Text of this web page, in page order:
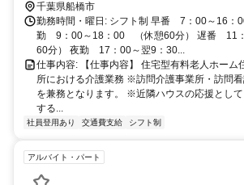
通勤 応相談
千葉県船橋市
勤務時間・曜日: シフト制 早番 7：00～16：
勤 9：00～18：00 （休憩60分） 遅番 11：
60分） 夜勤 17：00～翌9：30...
仕事内容: 【仕事内容】 住宅型有料老人ホーム
所における介護業務 ※訪問介護事業所・訪問
を兼務となります。 ※近隣ハウスの応援とし
する...
社員登用あり 交通費支給 シフト制
アルバイト・パート